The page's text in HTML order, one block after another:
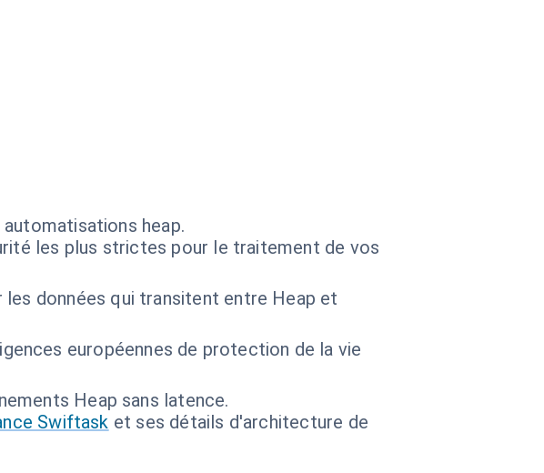
heap.
les plus strictes pour le traitement de vos
données qui transitent entre Heap et
européennes de protection de la vie
Heap sans latence.
Swiftask et ses détails d'architecture de